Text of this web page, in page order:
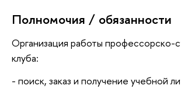
Полномочия / обязанности
Организация работы профессорско-
клуба:
- поиск, заказ и получение учебной